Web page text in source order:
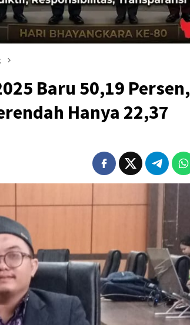
Baru 50,19 Persen,
Hanya 22,37